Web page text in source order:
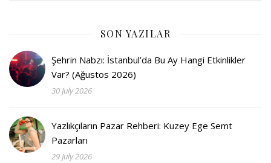
SON YAZILAR
Şehrin Nabzı: İstanbul’da Bu Ay Hangi Etkinlikler
Var? (Ağustos 2026)
30 July 2026
Yazlıkçıların Pazar Rehberi: Kuzey Ege Semt
Pazarları
29 July 2026